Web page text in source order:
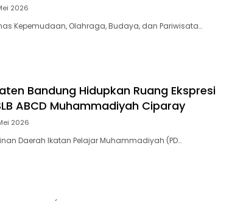
2026
Kepemudaan, Olahraga, Budaya, dan Pariwisata…
Bandung Hidupkan Ruang Ekspresi
ABCD Muhammadiyah Ciparay
2026
Daerah Ikatan Pelajar Muhammadiyah (PD…